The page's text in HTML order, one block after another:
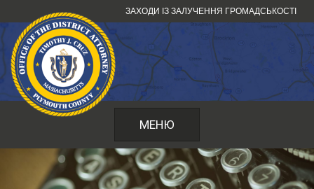
до
змісту
ЗАХОДИ ІЗ ЗАЛУЧЕННЯ ГРОМАДСЬКОСТІ
МЕНЮ